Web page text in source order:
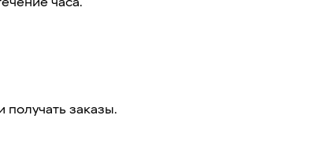
получать заказы.